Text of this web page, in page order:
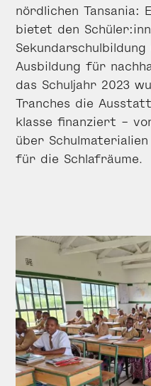
nörd­lichen Tansania:
bietet den
Aus­bildung für
das Schuljahr 2023
Tranches die
klasse finanziert –
über
für die Schlaf­räume.